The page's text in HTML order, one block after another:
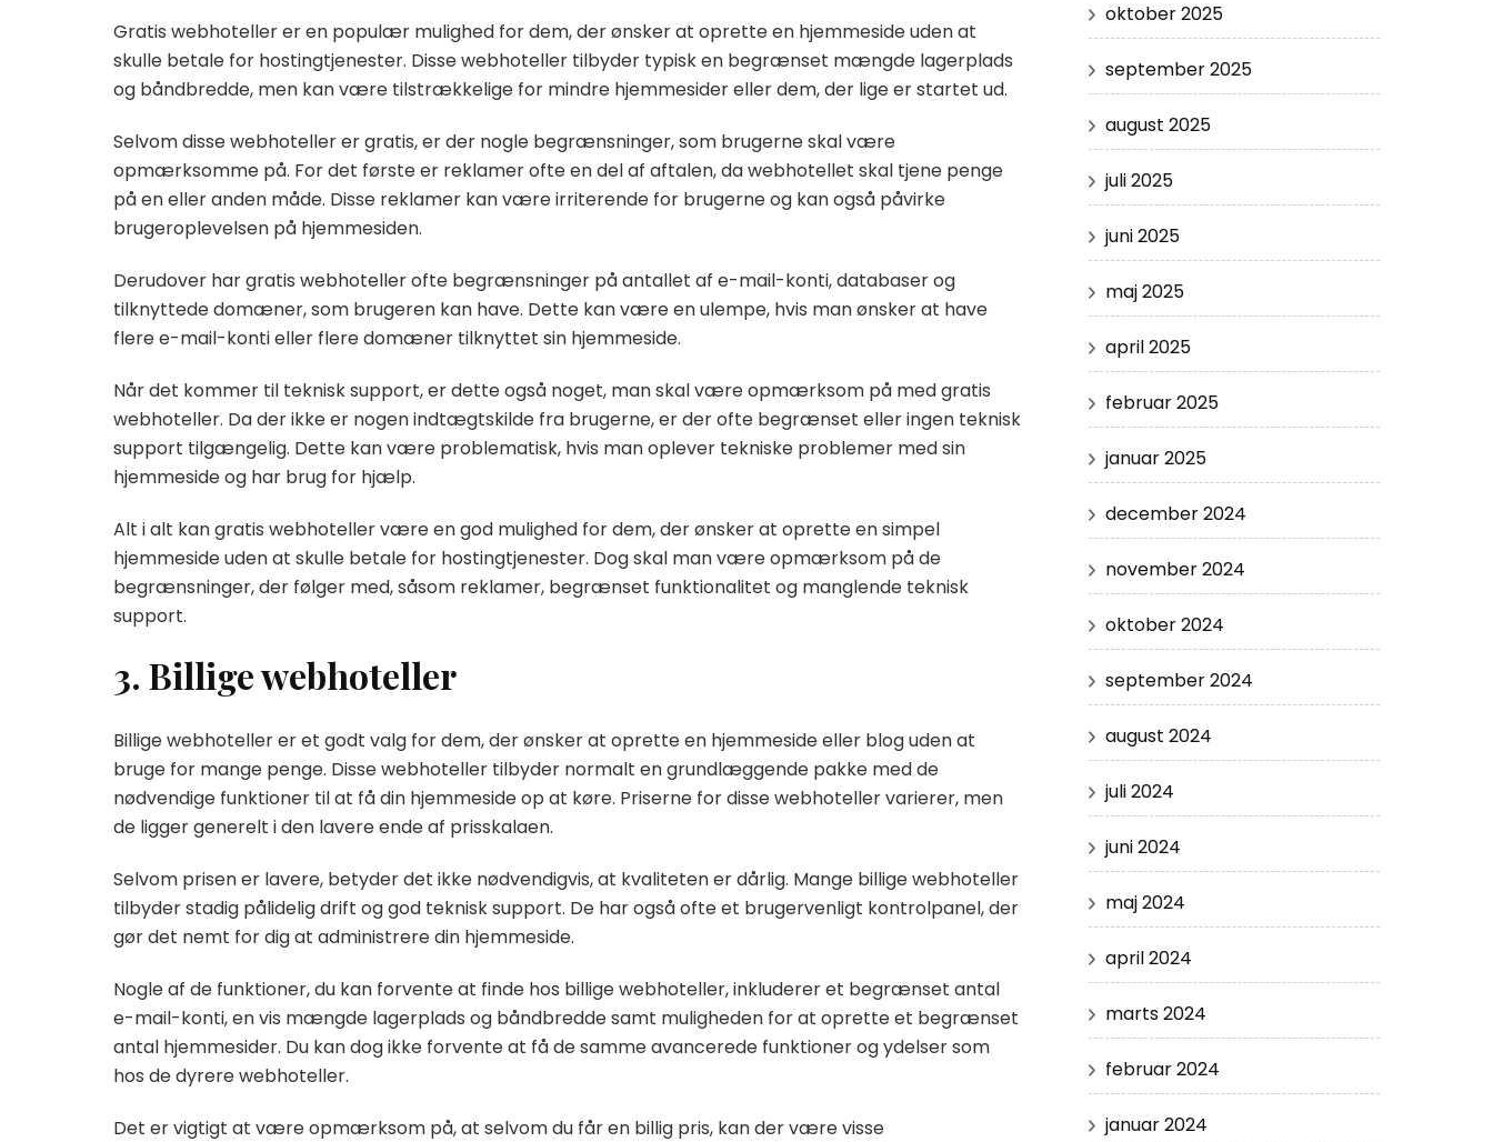
Gratis webhoteller er en populær mulighed for dem, der ønsker at oprette en hjemmeside uden at
skulle betale for hostingtjenester. Disse webhoteller tilbyder typisk en begrænset mængde lagerplads
og båndbredde, men kan være tilstrækkelige for mindre hjemmesider eller dem, der lige er startet ud.
Selvom disse webhoteller er gratis, er der nogle begrænsninger, som brugerne skal være
opmærksomme på. For det første er reklamer ofte en del af aftalen, da webhotellet skal tjene penge
på en eller anden måde. Disse reklamer kan være irriterende for brugerne og kan også påvirke
brugeroplevelsen på hjemmesiden.
Derudover har gratis webhoteller ofte begrænsninger på antallet af e-mail-konti, databaser og
tilknyttede domæner, som brugeren kan have. Dette kan være en ulempe, hvis man ønsker at have
flere e-mail-konti eller flere domæner tilknyttet sin hjemmeside.
Når det kommer til teknisk support, er dette også noget, man skal være opmærksom på med gratis
webhoteller. Da der ikke er nogen indtægtskilde fra brugerne, er der ofte begrænset eller ingen teknisk
support tilgængelig. Dette kan være problematisk, hvis man oplever tekniske problemer med sin
hjemmeside og har brug for hjælp.
Alt i alt kan gratis webhoteller være en god mulighed for dem, der ønsker at oprette en simpel
hjemmeside uden at skulle betale for hostingtjenester. Dog skal man være opmærksom på de
begrænsninger, der følger med, såsom reklamer, begrænset funktionalitet og manglende teknisk
support.
3. Billige webhoteller
Billige webhoteller er et godt valg for dem, der ønsker at oprette en hjemmeside eller blog uden at
bruge for mange penge. Disse webhoteller tilbyder normalt en grundlæggende pakke med de
nødvendige funktioner til at få din hjemmeside op at køre. Priserne for disse webhoteller varierer, men
de ligger generelt i den lavere ende af prisskalaen.
Selvom prisen er lavere, betyder det ikke nødvendigvis, at kvaliteten er dårlig. Mange billige webhoteller
tilbyder stadig pålidelig drift og god teknisk support. De har også ofte et brugervenligt kontrolpanel, der
gør det nemt for dig at administrere din hjemmeside.
Nogle af de funktioner, du kan forvente at finde hos billige webhoteller, inkluderer et begrænset antal
e-mail-konti, en vis mængde lagerplads og båndbredde samt muligheden for at oprette et begrænset
antal hjemmesider. Du kan dog ikke forvente at få de samme avancerede funktioner og ydelser som
hos de dyrere webhoteller.
Det er vigtigt at være opmærksom på, at selvom du får en billig pris, kan der være visse
oktober 2025
september 2025
august 2025
juli 2025
juni 2025
maj 2025
april 2025
februar 2025
januar 2025
december 2024
november 2024
oktober 2024
september 2024
august 2024
juli 2024
juni 2024
maj 2024
april 2024
marts 2024
februar 2024
januar 2024